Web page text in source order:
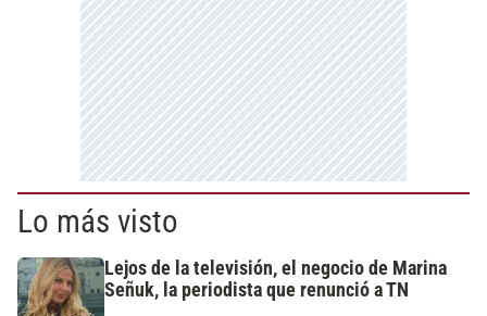
Lo más visto
Lejos de la televisión, el negocio de Marina
Señuk, la periodista que renunció a TN